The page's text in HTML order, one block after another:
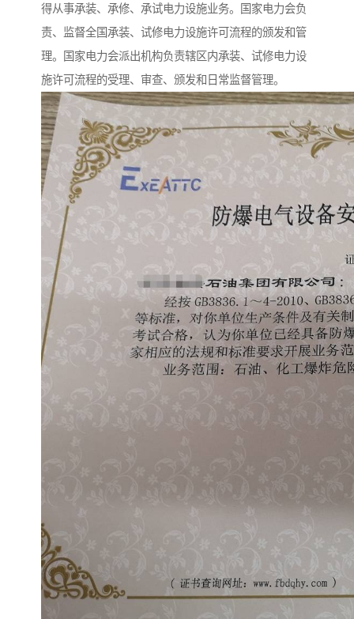
得从事承装、承修、承试电力设施业务。国家电力会负
责、监督全国承装、试修电力设施许可流程的颁发和管
理。国家电力会派出机构负责辖区内承装、试修电力设
施许可流程的受理、审查、颁发和日常监督管理。